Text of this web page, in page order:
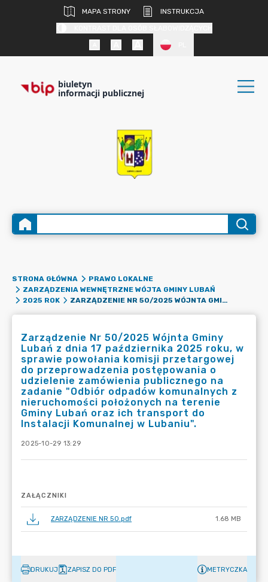
MAPA STRONY
INSTRUKCJA
biuletyn
informacji publicznej
STRONA GŁÓWNA
PRAWO LOKALNE
ZARZĄDZENIA WEWNĘTRZNE WÓJTA GMINY LUBAŃ
2025 ROK
ZARZĄDZENIE NR 50/2025 WÓJNTA GMINY LUBAŃ Z DNIA 17 PAŹDZIERNIKA 2025 ROKU, W SPRAWIE POWOŁANIA KOMISJI PRZETARGOWEJ DO PRZEPROWADZENIA POSTĘPOWANIA O UDZIELENIE ZAMÓWIENIA PUBLICZNEGO NA ZADANIE "ODBIÓR ODPADÓW KOMUNALNYCH Z NIERUCHOMOŚCI POŁOŻONYCH NA TERENIE GMINY LUBAŃ ORAZ ICH TRANSPORT DO INSTALACJI KOMUNALNEJ W LUBANIU".
Zarządzenie Nr 50/2025 Wójnta Gminy
Lubań z dnia 17 października 2025 roku, w
sprawie powołania komisji przetargowej
do przeprowadzenia postępowania o
udzielenie zamówienia publicznego na
zadanie "Odbiór odpadów komunalnych z
nieruchomości położonych na terenie
Gminy Lubań oraz ich transport do
Instalacji Komunalnej w Lubaniu".
2025-10-29 13:29
ZAŁĄCZNIKI
ZARZĄDZENIE NR 50.pdf 1.68 MB
DRUKUJ ZAPISZ DO PDF METRYCZKA